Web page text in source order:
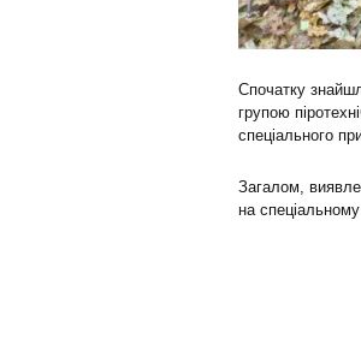
Спочатку
групою
спеціального
Загалом,
на